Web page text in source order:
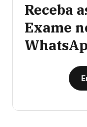
Receba
Exame